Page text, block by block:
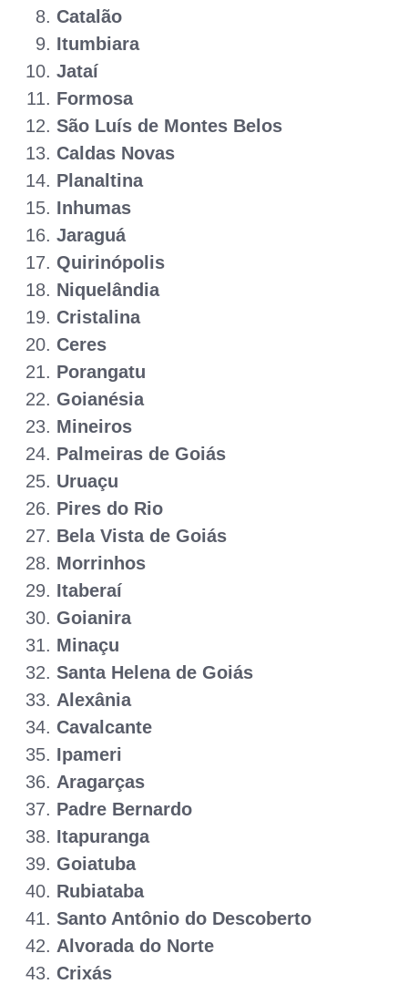
Catalão
Itumbiara
Jataí
Formosa
São Luís de Montes Belos
Caldas Novas
Planaltina
Inhumas
Jaraguá
Quirinópolis
Niquelândia
Cristalina
Ceres
Porangatu
Goianésia
Mineiros
Palmeiras de Goiás
Uruaçu
Pires do Rio
Bela Vista de Goiás
Morrinhos
Itaberaí
Goianira
Minaçu
Santa Helena de Goiás
Alexânia
Cavalcante
Ipameri
Aragarças
Padre Bernardo
Itapuranga
Goiatuba
Rubiataba
Santo Antônio do Descoberto
Alvorada do Norte
Crixás